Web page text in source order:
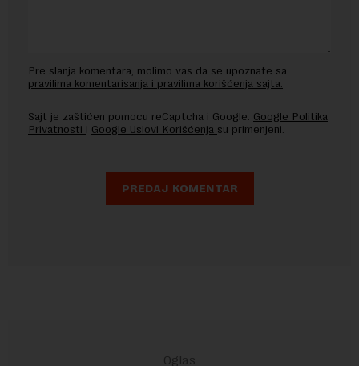
Pre slanja komentara, molimo vas da se upoznate sa
pravilima komentarisanja i pravilima korišćenja sajta.
Sajt je zaštićen pomocu reCaptcha i Google. Google Politika
Privatnosti i Google Uslovi Korišćenja su primenjeni.